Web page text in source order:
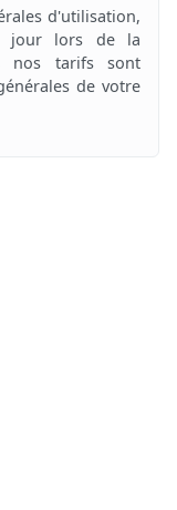
d'utilisation,
jour lors de la
nos tarifs sont
de votre